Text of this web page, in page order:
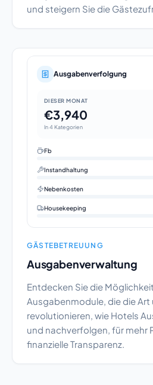
und steigern Sie die
Ausgabenverfolgung
DIESER MONAT
€3,940
In 4 Kategorien
Fb
Instandhaltung
Nebenkosten
Housekeeping
GÄSTEBETREUUNG
Ausgabenverwaltung
Entdecken Sie die
Ausgabenmodule, die die Art
revolutionieren, wie Hotels
und nachverfolgen, für mehr
finanzielle Transparenz.